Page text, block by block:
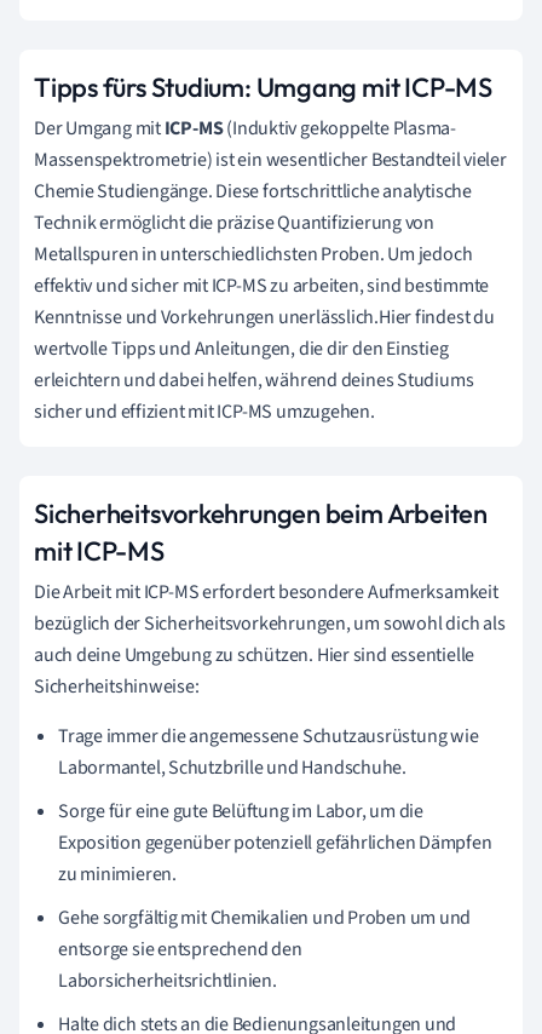
Tipps fürs Studium: Umgang mit ICP-MS
Der Umgang mitICP-MS(Induktiv gekoppelte Plasma-
Massenspektrometrie) ist ein wesentlicher Bestandteil vieler
Chemie Studiengänge. Diese fortschrittliche analytische
Technik ermöglicht die präzise Quantifizierung von
Metallspuren in unterschiedlichsten Proben. Um jedoch
effektiv und sicher mit ICP-MS zu arbeiten, sind bestimmte
Kenntnisse und Vorkehrungen unerlässlich.Hier findest du
wertvolle Tipps und Anleitungen, die dir den Einstieg
erleichtern und dabei helfen, während deines Studiums
sicher und effizient mit ICP-MS umzugehen.
Sicherheitsvorkehrungen beim Arbeiten
mit ICP-MS
Die Arbeit mit ICP-MS erfordert besondere Aufmerksamkeit
bezüglich der Sicherheitsvorkehrungen, um sowohl dich als
auch deine Umgebung zu schützen. Hier sind essentielle
Sicherheitshinweise:
Trage immer die angemessene Schutzausrüstung wie
Labormantel, Schutzbrille und Handschuhe.
Sorge für eine gute Belüftung im Labor, um die
Exposition gegenüber potenziell gefährlichen Dämpfen
zu minimieren.
Gehe sorgfältig mit Chemikalien und Proben um und
entsorge sie entsprechend den
Laborsicherheitsrichtlinien.
Halte dich stets an die Bedienungsanleitungen und